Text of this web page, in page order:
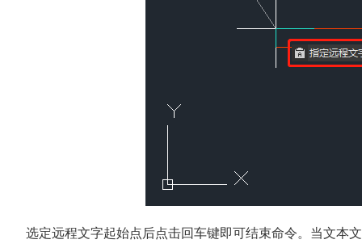
选定远程文字起始点后点击回车键即可结束命令。当文本